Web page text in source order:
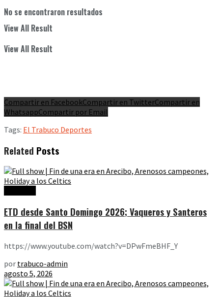
No se encontraron resultados
View All Result
View All Result
Compartir en FacebookCompartir en TwitterCompartir en
WhatsappCompartir por Email
Tags: El Trabuco Deportes
Related Posts
ETD desde Santo Domingo 2026; Vaqueros y Santeros
en la final del BSN
https://www.youtube.com/watch?v=DPwFmeBHF_Y
por trabuco-admin
agosto 5, 2026